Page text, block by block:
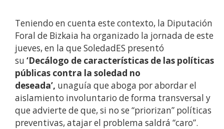
Teniendo en cuenta este contexto, la Diputación
Foral de Bizkaia ha organizado la jornada de este
jueves, en la que SoledadES presentó
su ‘Decálogo de características de las políticas
públicas contra la soledad no
deseada’, unaguía que aboga por abordar el
aislamiento involuntario de forma transversal y
que advierte de que, si no se “priorizan” políticas
preventivas, atajar el problema saldrá “caro”.